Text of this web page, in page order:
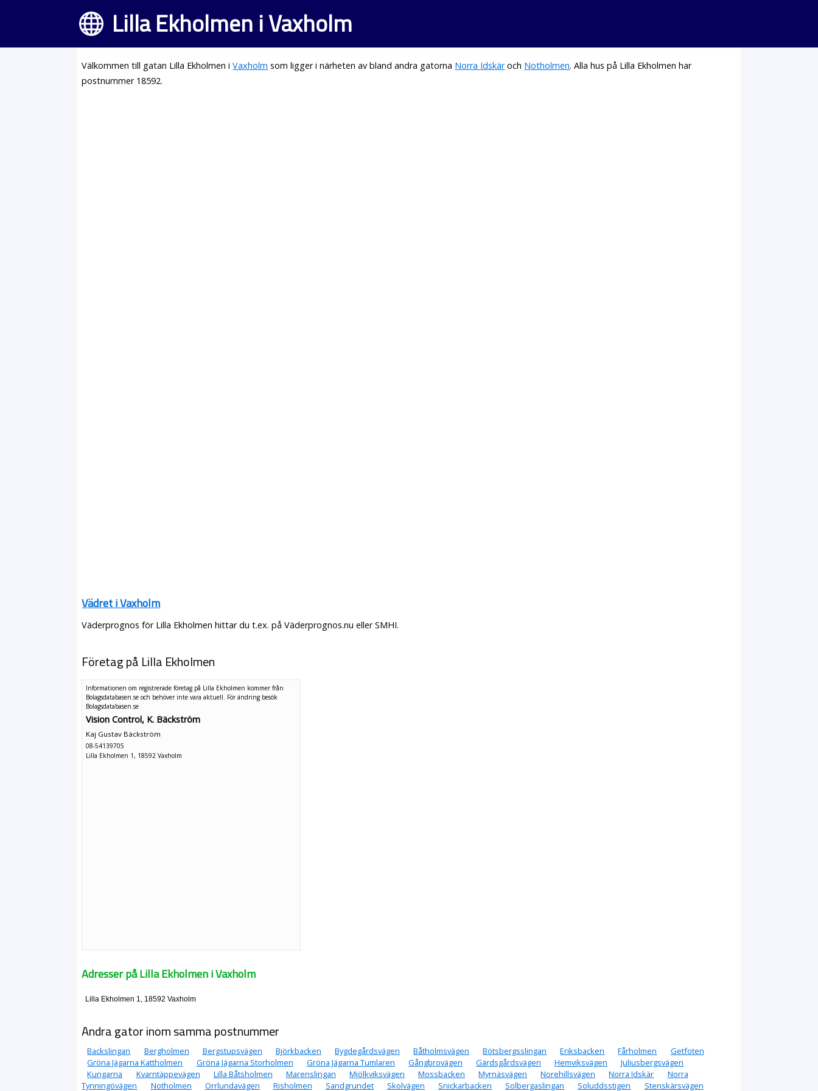
Lilla Ekholmen i Vaxholm
Välkommen till gatan Lilla Ekholmen iVaxholm som ligger i närheten av bland andra gatorna Norra Idskäroch Notholmen. Alla hus på Lilla Ekholmen har
postnummer 18592.
Vädret i Vaxholm
Väderprognos för Lilla Ekholmen hittar du t.ex. på Väderprognos.nu eller SMHI.
Företag på Lilla Ekholmen
Informationen om registrerade företag på Lilla Ekholmen kommer från
Bolagsdatabasen.se och behöver inte vara aktuell. För ändring besök
Bolagsdatabasen.se
Vision Control, K. Bäckström
Kaj Gustav Bäckström
08-54139705
Lilla Ekholmen 1, 18592 Vaxholm
Adresser på Lilla Ekholmen i Vaxholm
Lilla Ekholmen 1, 18592 Vaxholm
Andra gator inom samma postnummer
Backslingan Bergholmen Bergstupsvägen Björkbacken Bygdegårdsvägen Båtholmsvägen Bötsbergsslingan Eriksbacken Fårholmen
Getfoten
Gröna Jägarna Kattholmen
Gröna Jägarna Storholmen Gröna Jägarna Tumlaren Gångbrovägen Gärdsgårdsvägen Hemviksvägen
Juliusbergsvägen
Kungarna
Kvarntäppevägen Lilla Båtsholmen Marenslingan Mjölkviksvägen Mossbacken Myrnäsvägen Norehillsvägen Norra Idskär
Norra
Tynningövägen
Notholmen Orrlundavägen Risholmen Sandgrundet Skolvägen Snickarbacken Solbergaslingan Soluddsstigen Stenskärsvägen